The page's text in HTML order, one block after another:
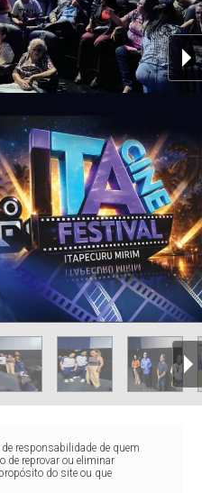
responsabilidade de quem
de reprovar ou eliminar
do site ou que